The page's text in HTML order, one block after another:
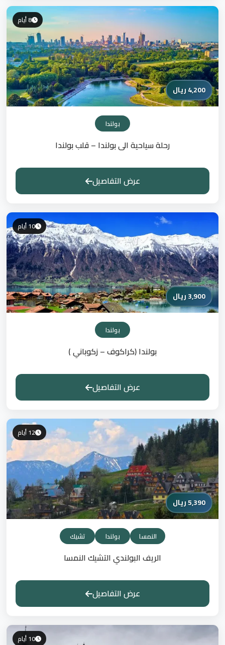
8 أيام
4,200 ريال
بولندا
رحلة سياحية الى بولندا – قلب بولندا
عرض التفاصيل
10 أيام
3,900 ريال
بولندا
بولندا (كراكوف – زكوباني )
عرض التفاصيل
12 أيام
5,390 ريال
النمسا بولندا تشيك
الريف البولندي التشيك النمسا
عرض التفاصيل
10 أيام